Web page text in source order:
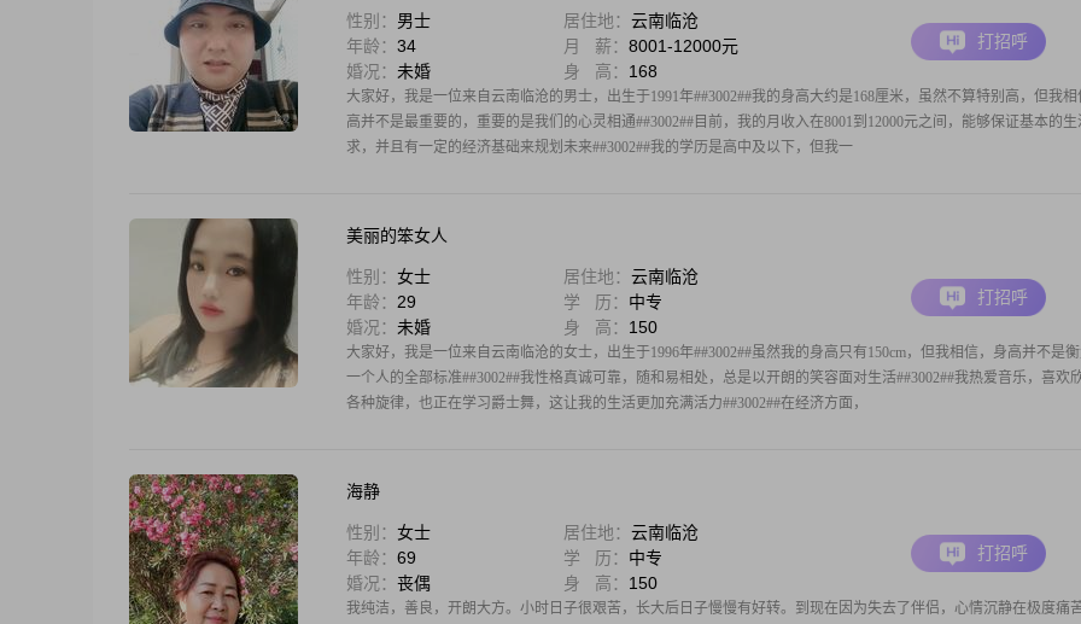
性别： 男士 居住地： 云南临沧
年龄： 34 月 薪： 8001-12000元
婚况： 未婚 身 高： 168
大家好，我是一位来自云南临沧的男士，出生于1991年##3002##我的身高大约是168厘米，虽然不算特别高，但我相
高并不是最重要的，重要的是我们的心灵相通##3002##目前，我的月收入在8001到12000元之间，能够保证基本的生
求，并且有一定的经济基础来规划未来##3002##我的学历是高中及以下，但我一
打招呼
美丽的笨女人
性别： 女士 居住地： 云南临沧
年龄： 29 学 历： 中专
婚况： 未婚 身 高： 150
大家好，我是一位来自云南临沧的女士，出生于1996年##3002##虽然我的身高只有150cm，但我相信，身高并不是
一个人的全部标准##3002##我性格真诚可靠，随和易相处，总是以开朗的笑容面对生活##3002##我热爱音乐，喜欢
各种旋律，也正在学习爵士舞，这让我的生活更加充满活力##3002##在经济方面，
打招呼
海静
性别： 女士 居住地： 云南临沧
年龄： 69 学 历： 中专
婚况： 丧偶 身 高： 150
我纯洁，善良，开朗大方。小时日子很艰苦，长大后日子慢慢有好转。到现在因为失去了伴侣，心情沉静在极度痛
打招呼